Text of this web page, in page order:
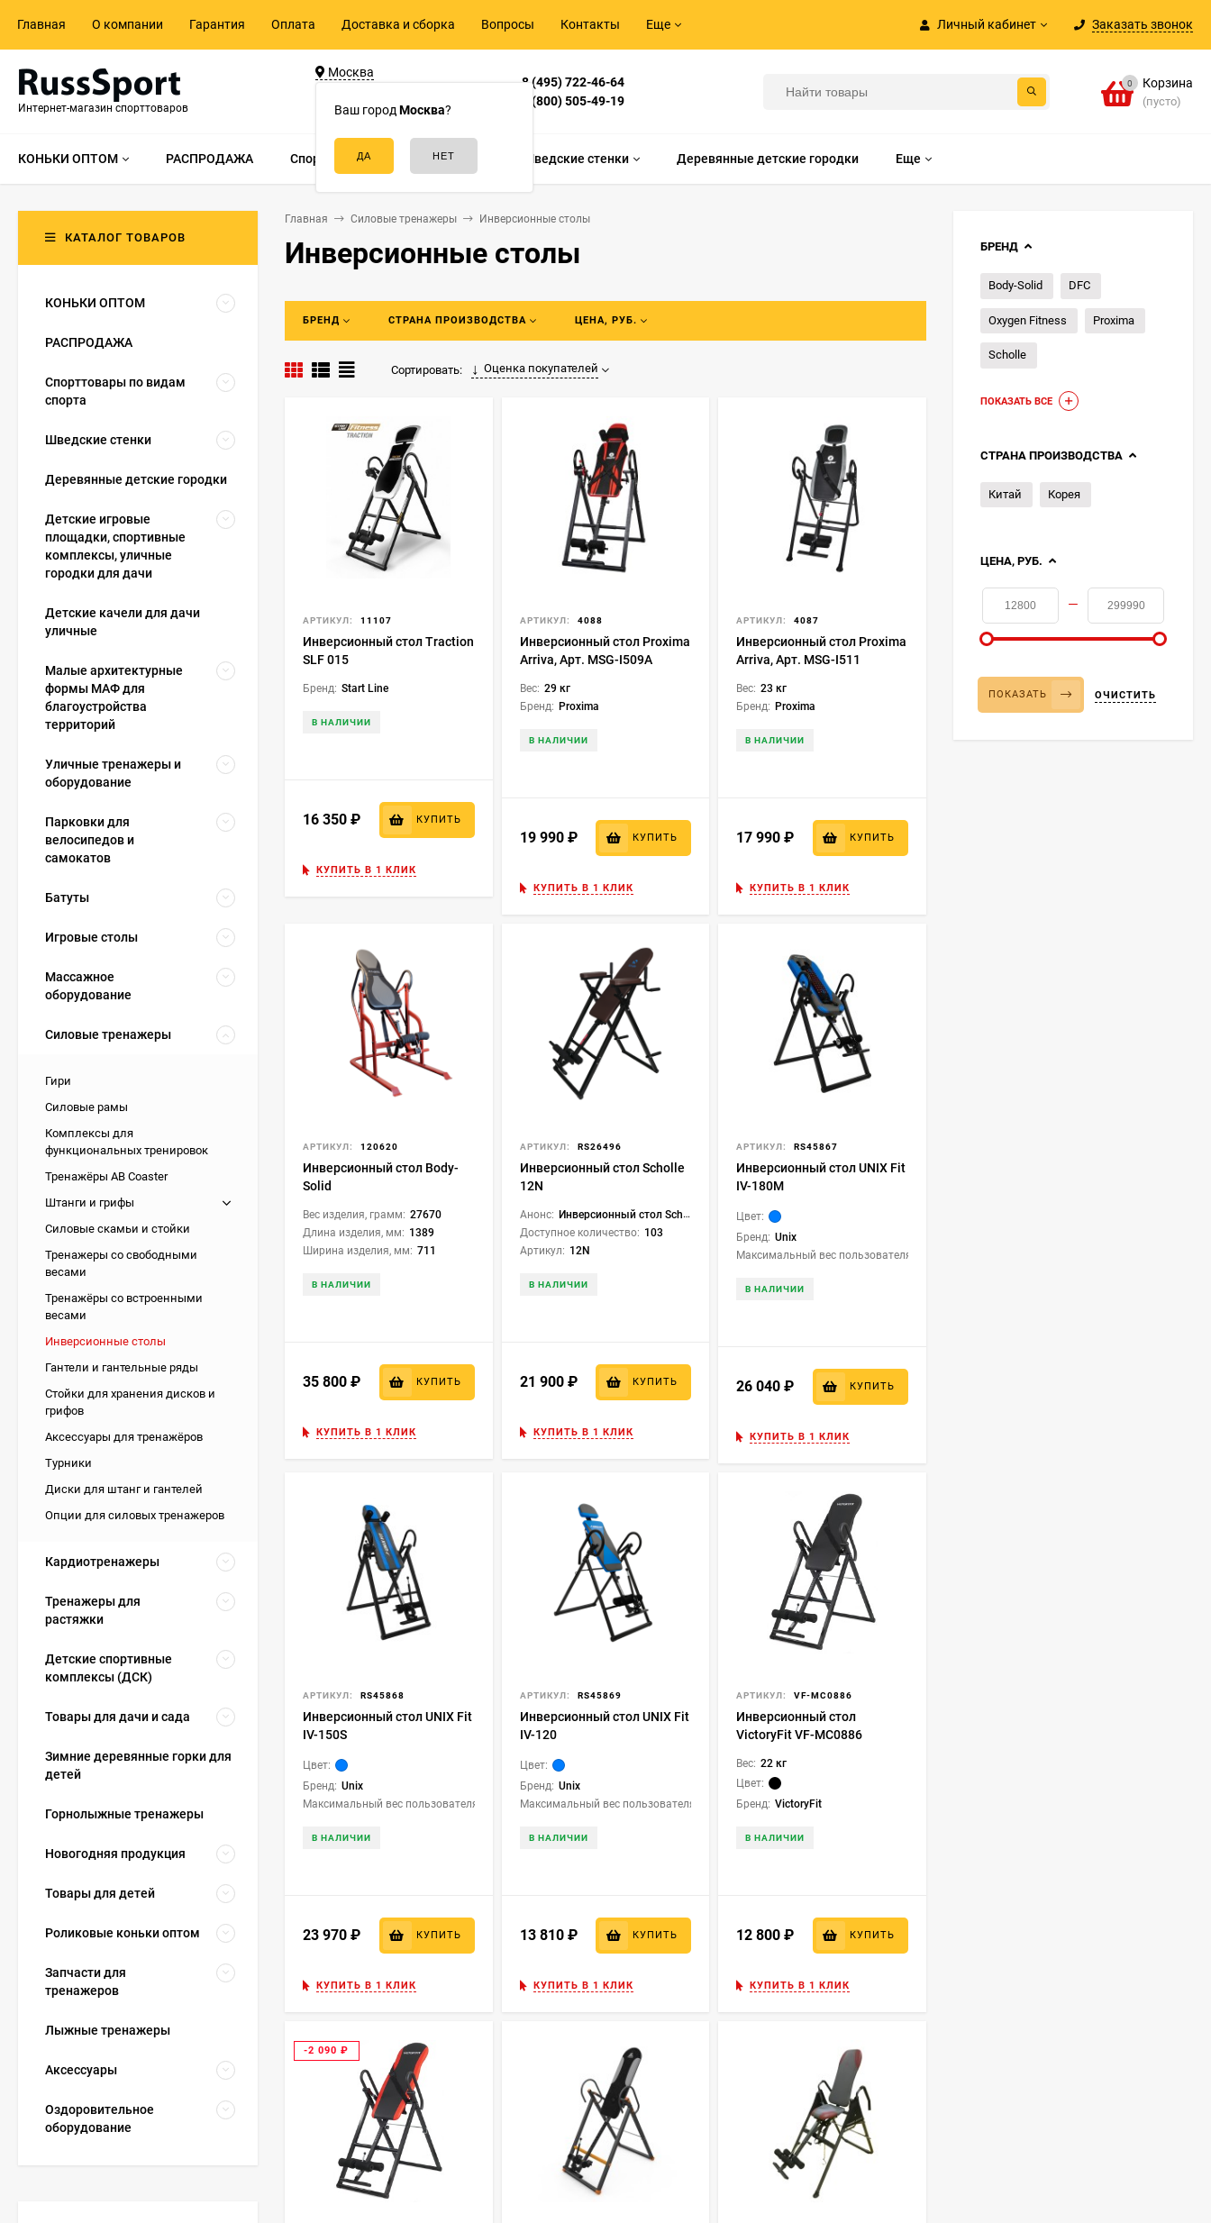
Личный кабинет Заказать звонок
Главная О компании Гарантия Оплата Доставка и сборка Вопросы Контакты Еще
Интернет-магазин спорттоваров
Москва
Ваш город Москва?
д.55, стр.1
8 (495) 722-46-64
8 (800) 505-49-19
0 Корзина
(пусто)
КОНЬКИ ОПТОМ РАСПРОДАЖА Спорттовары по видам спорта Шведские стенки Деревянные детские городки Еще
Главная Силовые тренажеры Инверсионные столы
Инверсионные столы
БРЕНД СТРАНА ПРОИЗВОДСТВА ЦЕНА, РУБ.
Сортировать: Оценка покупателей
АРТИКУЛ: 11107
Инверсионный стол Traction
SLF 015
Бренд: Start Line
В НАЛИЧИИ
16 350 КУПИТЬ
КУПИТЬ В 1 КЛИК
АРТИКУЛ: 4088
Инверсионный стол Proxima
Arriva, Арт. MSG-I509A
Вес: 29 кг
Бренд: Proxima
В НАЛИЧИИ
19 990 ₽ КУПИТЬ
КУПИТЬ В 1 КЛИК
АРТИКУЛ: 4087
Инверсионный стол Proxima
Arriva, Арт. MSG-I511
Вес: 23 кг
Бренд: Proxima
В НАЛИЧИИ
17 990 КУПИТЬ
КУПИТЬ В 1 КЛИК
АРТИКУЛ: 120620
Инверсионный стол Body-
Solid
Вес изделия, грамм: 27670
Длина изделия, мм: 1389
Ширина изделия, мм: 711
В НАЛИЧИИ
35 800 КУПИТЬ
КУПИТЬ В 1 КЛИК
АРТИКУЛ: RS26496
Инверсионный стол Scholle
12N
Анонс: Инверсионный стол Scholle 12N
Доступное количество: 103
Артикул: 12N
В НАЛИЧИИ
21 900 ₽ КУПИТЬ
КУПИТЬ В 1 КЛИК
АРТИКУЛ: RS45867
Инверсионный стол UNIX Fit
IV-180M
Цвет:
Бренд: Unix
Максимальный вес пользователя (кг):
В НАЛИЧИИ
26 040 КУПИТЬ
КУПИТЬ В 1 КЛИК
АРТИКУЛ: RS45868
Инверсионный стол UNIX Fit
IV-150S
Цвет:
Бренд: Unix
Максимальный вес пользователя (кг):
150
В НАЛИЧИИ
23 970 КУПИТЬ
КУПИТЬ В 1 КЛИК
АРТИКУЛ: RS45869
Инверсионный стол UNIX Fit
IV-120
Цвет:
Бренд: Unix
Максимальный вес пользователя (кг):
130
В НАЛИЧИИ
13 810 ₽ КУПИТЬ
КУПИТЬ В 1 КЛИК
АРТИКУЛ: VF-MC0886
Инверсионный стол
VictoryFit VF-MC0886
Вес: 22 кг
Цвет:
Бренд: VictoryFit
В НАЛИЧИИ
12 800 КУПИТЬ
КУПИТЬ В 1 КЛИК
-2 090
КАТАЛОГ ТОВАРОВ
КОНЬКИ ОПТОМ
РАСПРОДАЖА
Спорттовары по видам
спорта
Шведские стенки
Деревянные детские городки
Детские игровые
площадки, спортивные
комплексы, уличные
городки для дачи
Детские качели для дачи
уличные
Малые архитектурные
формы МАФ для
благоустройства
территорий
Уличные тренажеры и
оборудование
Парковки для
велосипедов и
самокатов
Батуты
Игровые столы
Массажное
оборудование
Силовые тренажеры
Гири
Силовые рамы
Комплексы для
функциональных тренировок
Тренажёры AB Coaster
Штанги и грифы
Силовые скамьи и стойки
Тренажеры со свободными
весами
Тренажёры со встроенными
весами
Инверсионные столы
Гантели и гантельные ряды
Стойки для хранения дисков и
грифов
Аксессуары для тренажёров
Турники
Диски для штанг и гантелей
Опции для силовых тренажеров
Кардиотренажеры
Тренажеры для
растяжки
Детские спортивные
комплексы (ДСК)
Товары для дачи и сада
Зимние деревянные горки для
детей
Горнолыжные тренажеры
Новогодняя продукция
Товары для детей
Роликовые коньки оптом
Запчасти для
тренажеров
Лыжные тренажеры
Аксессуары
Оздоровительное
оборудование
БРЕНД
Body-Solid DFC
Oxygen Fitness Proxima
Scholle
ПОКАЗАТЬ ВСЕ
СТРАНА ПРОИЗВОДСТВА
Китай Корея
ЦЕНА, РУБ.
—
ПОКАЗАТЬ ОЧИСТИТЬ